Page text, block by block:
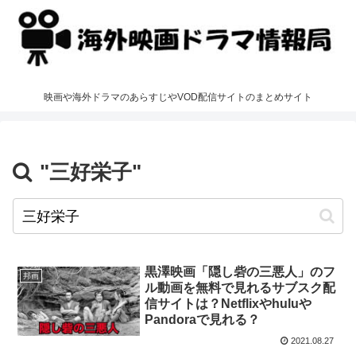
映画や海外ドラマのあらすじやVOD配信サイトのまとめサイト
"三好栄子"
邦画
黒澤映画「隠し砦の三悪人」のフ
ル動画を無料で見れるサブスク配
信サイトは？Netflixやhuluや
Pandoraで見れる？
2021.08.27